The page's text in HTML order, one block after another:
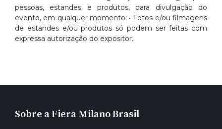
pessoas, estandes e produtos, para divulgação do
evento, em qualquer momento; • Fotos e/ou filmagens
de estandes e/ou produtos só podem ser feitas com
expressa autorização do expositor.
Sobre a Fiera Milano Brasil